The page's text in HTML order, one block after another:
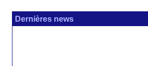
Dernières news